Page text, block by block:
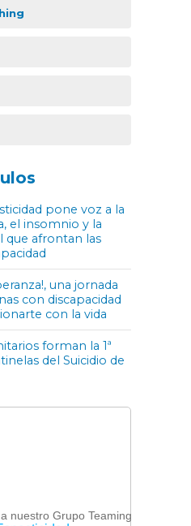
pone voz a la
el insomnio y la
que afrontan las
una jornada
con discapacidad
con la vida
forman la 1ª
del Suicidio de